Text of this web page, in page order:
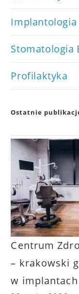
Implantologia
Stomatologia
Profilaktyka
Ostatnie
Centrum
– krakowski
w